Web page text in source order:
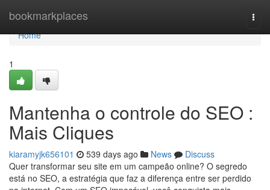
bookmarkplaces
Home
Home
1
Mantenha o controle do SEO :
Mais Cliques
kiaramyjk656101 539 days ago News
Discuss
Quer transformar seu site em um campeão online? O segredo
está no SEO, a estratégia que faz a diferença entre ser perdido